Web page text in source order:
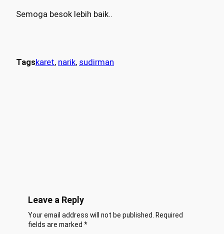
Semoga besok lebih baik..
Tagskaret, narik, sudirman
Leave a Reply
Your email address will not be published. Required
fields are marked *